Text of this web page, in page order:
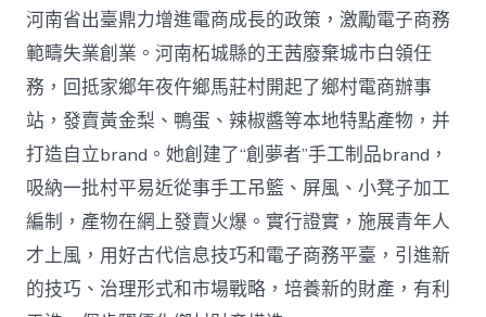
河南省出臺鼎力增進電商成長的政策，激勵電子商務
範疇失業創業。河南柘城縣的王茜廢棄城市白領任
務，回抵家鄉年夜仵鄉馬莊村開起了鄉村電商辦事
站，發賣黃金梨、鴨蛋、辣椒醬等本地特點產物，并
打造自立brand。她創建了“創夢者”手工制品brand，
吸納一批村平易近從事手工吊籃、屏風、小凳子加工
編制，產物在網上發賣火爆。實行證實，施展青年人
才上風，用好古代信息技巧和電子商務平臺，引進新
的技巧、治理形式和市場戰略，培養新的財產，有利